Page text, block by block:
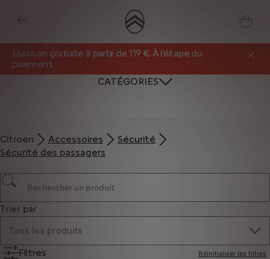
Livraison gratuite à partir de 119 €. À l’étape du
paiement.
CATÉGORIES
Citroen Accessoires
Sécurité
Sécurité des passagers
Trier par
Tous les produits
Filtres Réinitialiser les filtres